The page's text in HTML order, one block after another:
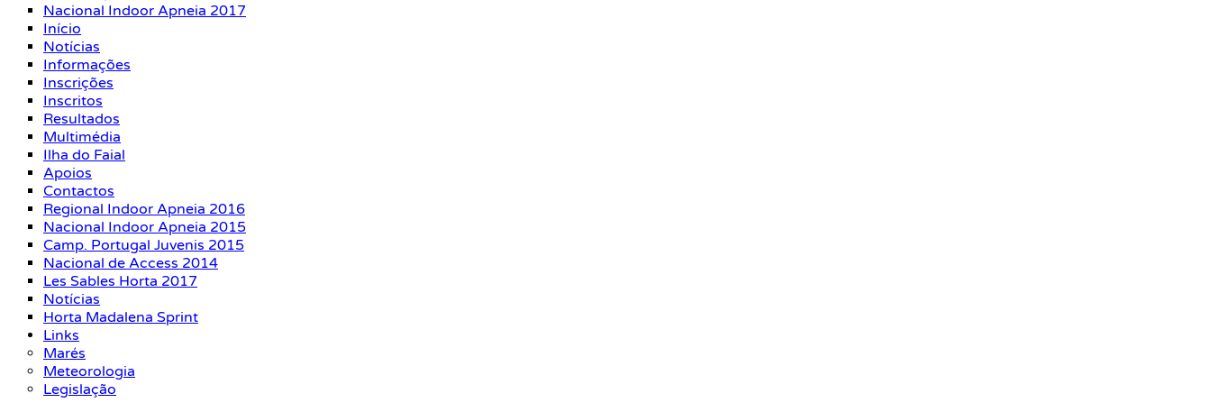
Nacional Indoor Apneia 2017
Início
Notícias
Informações
Inscrições
Inscritos
Resultados
Multimédia
Ilha do Faial
Apoios
Contactos
Regional Indoor Apneia 2016
Nacional Indoor Apneia 2015
Camp. Portugal Juvenis 2015
Nacional de Access 2014
Les Sables Horta 2017
Notícias
Horta Madalena Sprint
Links
Marés
Meteorologia
Legislação